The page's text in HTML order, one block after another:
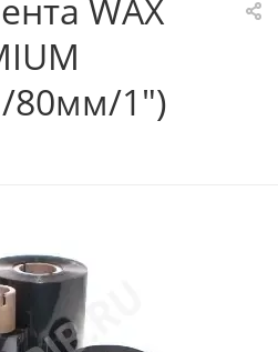
WAX
80мм/1")